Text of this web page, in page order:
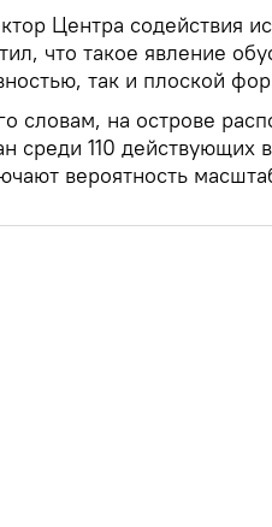
Центра содействия
что такое явление
так и плоской
словам, на острове
среди 110
вероятность